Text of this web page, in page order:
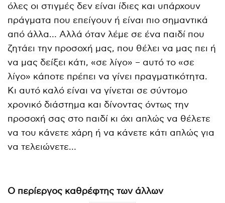
όλες οι στιγμές δεν είναι ίδιες και υπάρχουν
πράγματα που επείγουν ή είναι πιο σημαντικά
από άλλα… Αλλά όταν λέμε σε ένα παιδί που
ζητάει την προσοχή μας, που θέλει να μας πει ή
να μας δείξει κάτι, «σε λίγο» – αυτό το «σε
λίγο» κάποτε πρέπει να γίνει πραγματικότητα.
Κι αυτό καλό είναι να γίνεται σε σύντομο
χρονικό διάστημα και δίνοντας όντως την
προσοχή σας στο παιδί κι όχι απλώς να θέλετε
να του κάνετε χάρη ή να κάνετε κάτι απλώς για
να τελειώνετε…
Ο περίεργος καθρέφτης των άλλων